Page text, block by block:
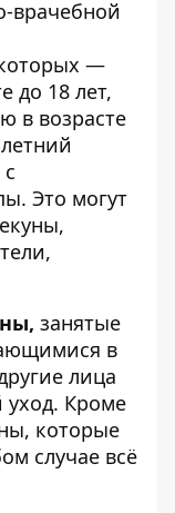
врачебной
—
до 18 лет,
в возрасте
Это могут
занятые
в
лица
уход. Кроме
которые
случае всё